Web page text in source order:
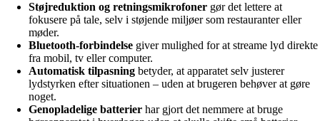
Støjreduktion og retningsmikrofoner gør det lettere at
fokusere på tale, selv i støjende miljøer som restauranter eller
møder.
Bluetooth-forbindelse giver mulighed for at streame lyd direkte
fra mobil, tv eller computer.
Automatisk tilpasning betyder, at apparatet selv justerer
lydstyrken efter situationen – uden at brugeren behøver at gøre
noget.
Genopladelige batterier har gjort det nemmere at bruge